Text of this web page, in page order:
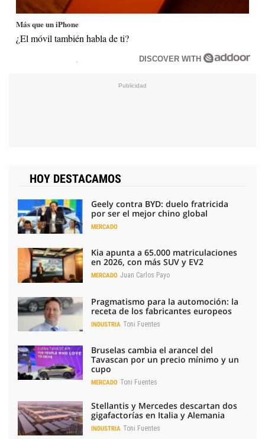
Más que un iPhone
¿El móvil también habla de ti?
DISCOVER WITH
HOY DESTACAMOS
Geely contra BYD: duelo fratricida
por ser el mejor chino global
MERCADO
Kia apunta a 65.000 matriculaciones
en 2026, con más SUV y EV2
MERCADO Juan Carlos Payo
Pragmatismo para la automoción: la
receta de los fabricantes europeos
INDUSTRIA Toni Fuentes
Bruselas cambia el arancel del
Tavascan por un precio mínimo y un
cupo
MERCADO Toni Fuentes
Stellantis y Mercedes descartan dos
gigafactorías en Italia y Alemania
INDUSTRIA Toni Fuentes